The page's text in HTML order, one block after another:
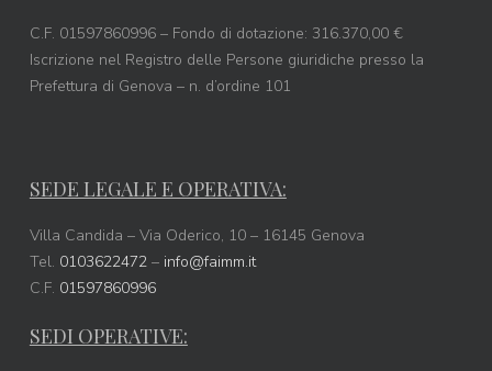
C.F. 01597860996 – Fondo di dotazione: 316.370,00 €
Iscrizione nel Registro delle Persone giuridiche presso la
Prefettura di Genova – n. d’ordine 101
SEDE LEGALE E OPERATIVA:
Villa Candida – Via Oderico, 10 – 16145 Genova
Tel. 0103622472– info@faimm.it
C.F. 01597860996
SEDI OPERATIVE: